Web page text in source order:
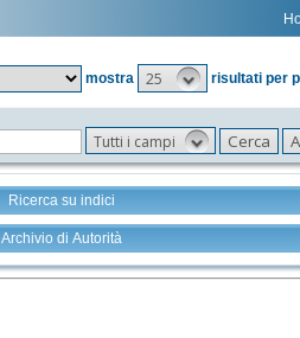
mostra
25 risultati per
Tutti i campi
Ricerca su indici
Archivio di Autorità